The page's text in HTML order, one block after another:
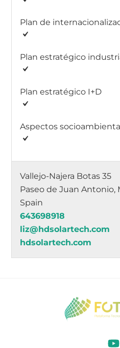
Plan de
Plan estratégico
Plan estratégico I+D
Aspectos
Vallejo-Najera Botas 35
Paseo de Juan Antonio,
Spain
643698918
liz@hdsolartech.com
hdsolartech.com